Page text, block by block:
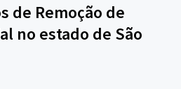
de Remoção de
no estado de São